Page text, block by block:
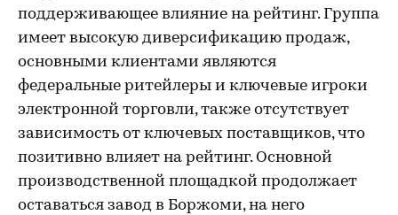
поддерживающее влияние на рейтинг. Группа
имеет высокую диверсификацию продаж,
основными клиентами являются
федеральные ритейлеры и ключевые игроки
электронной торговли, также отсутствует
зависимость от ключевых поставщиков, что
позитивно влияет на рейтинг. Основной
производственной площадкой продолжает
оставаться завод в Боржоми, на него